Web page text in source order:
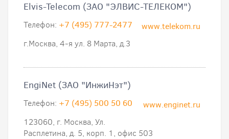
Elvis-Telecom (ЗАО "ЭЛВИС-ТЕЛЕКОМ")
www.telekom.ru
Телефон: +7 (495) 777-2477
г.Москва, 4-я ул. 8 Марта, д.3
EngiNet (ЗАО "ИнжиНэт")
www.enginet.ru
Телефон: +7 (495) 500 50 60
123060, г. Москва, Ул.
Расплетина, д. 5, корп. 1, офис 503